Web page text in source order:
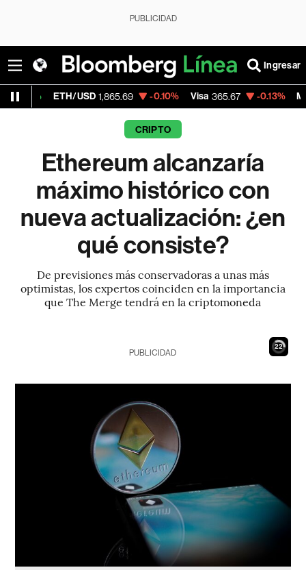
PUBLICIDAD
Ingresar
ETH/USD 1,865.69 -0.10% Visa 365.67 -0.13% MercadoLibre
CRIPTO
Ethereum alcanzaría
máximo histórico con
nueva actualización: ¿en
qué consiste?
De previsiones más conservadoras a unas más
optimistas, los expertos coinciden en la importancia
que The Merge tendrá en la criptomoneda
21
PUBLICIDAD